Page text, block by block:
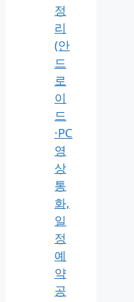
정
리
(안
드
로
이
드
·PC
영
상
통
화,
일
정
예
약
공